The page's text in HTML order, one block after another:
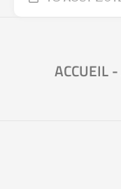
ACCUEIL-